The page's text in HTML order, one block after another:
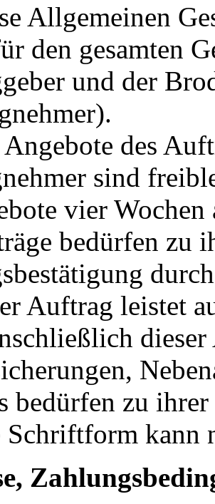
Allgemeinen
den gesamten
und der
des
sind
vier
bedürfen zu
Auftrag leistet
bedürfen zu
kann